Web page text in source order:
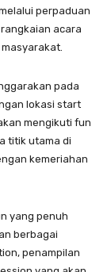
perpaduan
acara
pada
lokasi start
mengikuti fun
titik utama di
kemeriahan
yang penuh
berbagai
penampilan